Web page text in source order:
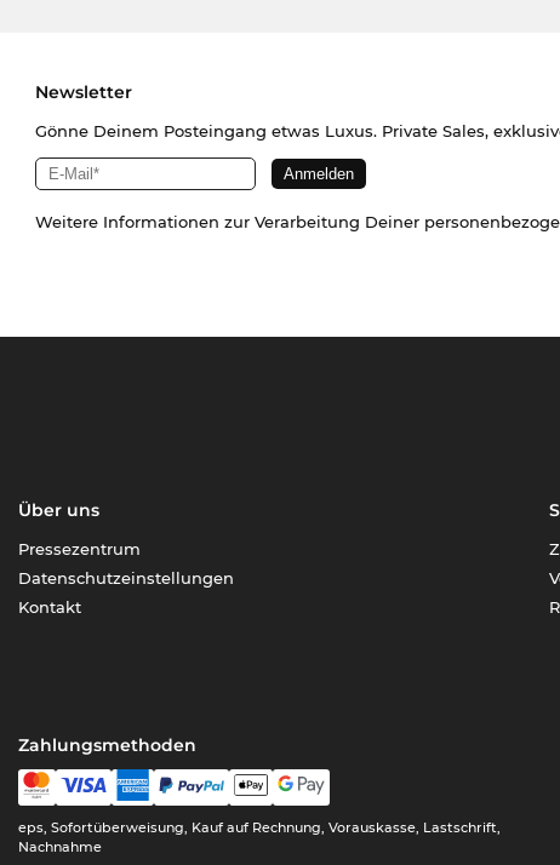
Newsletter
Gönne Deinem Posteingang etwas Luxus. Private Sales,
Weitere Informationen zur Verarbeitung Deiner
Über uns
Pressezentrum
Datenschutzeinstellungen
Kontakt
Zahlungsmethoden
eps, Sofortüberweisung, Kauf auf Rechnung, Vorauskasse, Lastschrift,
Nachnahme